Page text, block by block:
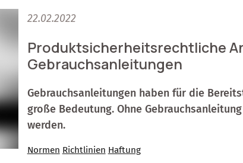
22.02.2022
Produktsicherheitsrechtliche
Gebrauchsanleitungen
Gebrauchsanleitungen haben für die
große Bedeutung. Ohne
werden.
Normen Richtlinien Haftung